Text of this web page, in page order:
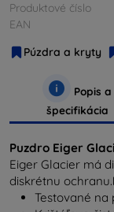
Produktové číslo
EAN
Púzdra a kryty
Popis a
špecifikácia
Puzdro Eiger
Eiger Glacier má
diskrétnu ochranu.
Testované na